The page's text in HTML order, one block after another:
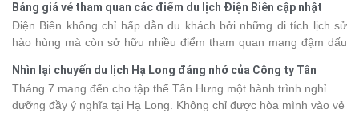
khác nhau, khiến nhiều du khách băn khoăn khi lựa chọn. Bài viết
dưới đây sẽ cập nhật bảng giá tour du thuyền Hạ Long mới nhất
2026 từ 3 - 6 sao, giúp bạn dễ dàng so sánh và tìm được hành
trình phù hợp với nhu cầu cũng như ngân sách.
Bảng giá vé tham quan các điểm du lịch Điện Biên cập nhật
2026
Điện Biên không chỉ hấp dẫn du khách bởi những di tích lịch sử
hào hùng mà còn sở hữu nhiều điểm tham quan mang đậm dấu
phá vùng đất này, việc cập nhật trước giá vé sẽ giúp bạn chủ
động hơn trong lịch trình và chi phí. Cùng Vietsense Travel tham
khảo bảng giá vé tham quan các điểm du lịch Điện Biênmới nhất
Nhìn lại chuyến du lịch Hạ Long đáng nhớ của Công ty Tân
Hưng 2026
Tháng 7 mang đến cho tập thể Tân Hưng một hành trình nghỉ
dưỡng đầy ý nghĩa tại Hạ Long. Không chỉ được hòa mình vào vẻ